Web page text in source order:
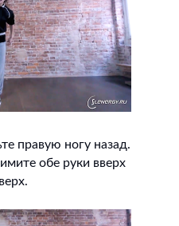
правую ногу назад.
обе руки вверх